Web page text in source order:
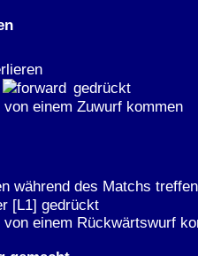
gedrückt
einem Zuwurf kommen
während des Matchs treffen
[L1] gedrückt
von einem Rückwärtswurf